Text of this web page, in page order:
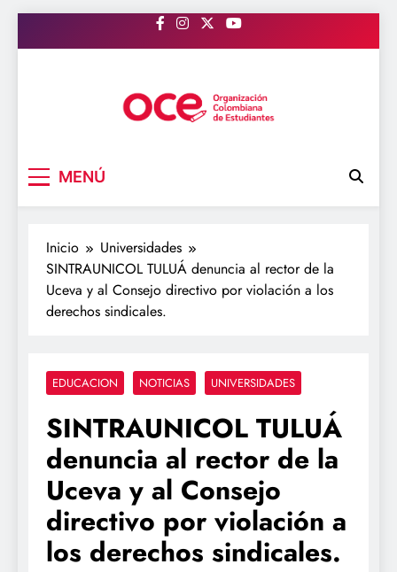
al
MENÚ
Inicio
Universidades
SINTRAUNICOL TULUÁ denuncia al rector de la
Uceva y al Consejo directivo por violación a los
derechos sindicales.
EDUCACION NOTICIAS UNIVERSIDADES
SINTRAUNICOL TULUÁ
denuncia al rector de la
Uceva y al Consejo
directivo por violación a
los derechos sindicales.